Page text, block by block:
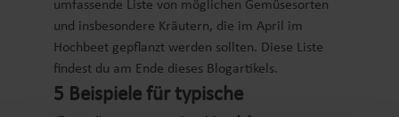
umfassende Liste von möglichen Gemüsesorten
und insbesondere Kräutern, die im April im
Hochbeet gepflanzt werden sollten. Diese Liste
findest du am Ende dieses Blogartikels.
5 Beispiele für typische